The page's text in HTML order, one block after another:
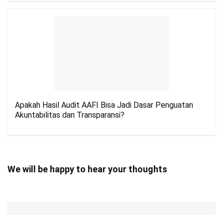
Apakah Hasil Audit AAFI Bisa Jadi Dasar Penguatan
Akuntabilitas dan Transparansi?
We will be happy to hear your thoughts